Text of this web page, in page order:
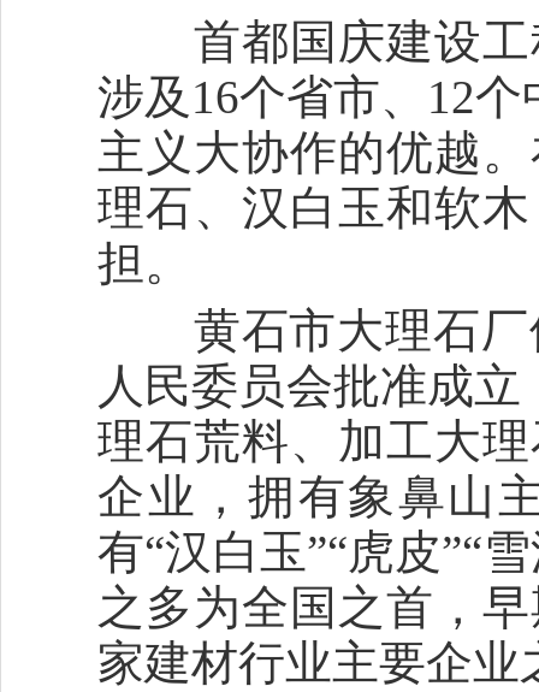
首都国庆建设工
涉及16个省市、12
主义大协作的优越
理石、汉白玉和软
担。
黄石市大理石厂
人民委员会批准成
理石荒料、加工大
企业，拥有象鼻山
有“汉白玉”“虎皮”“
之多为全国之首，
家建材行业主要企业